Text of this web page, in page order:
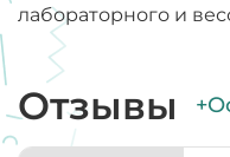
лабораторного и
Отзывы